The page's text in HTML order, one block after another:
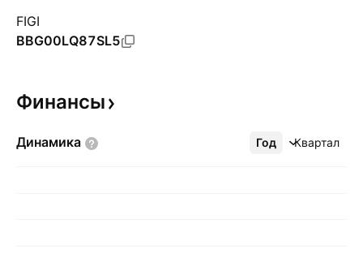
FIGI
BBG00LQ87SL5
Финансы
Динамика Год Квартал
Ещё